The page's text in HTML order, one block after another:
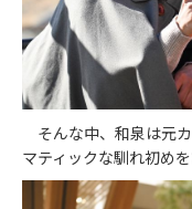
そんな中、和泉は元
マティックな馴れ初め